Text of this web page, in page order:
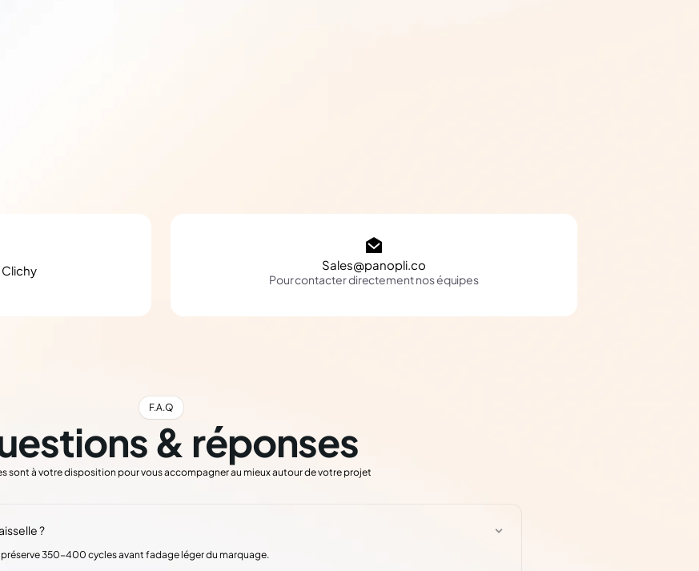
Clichy Sales@panopli.co
Pour contacter directement nos équipes
F.A.Q
& réponses
sont à votre disposition pour vous accompagner au mieux autour de votre projet
?
350-400 cycles avant fadage léger du marquage.